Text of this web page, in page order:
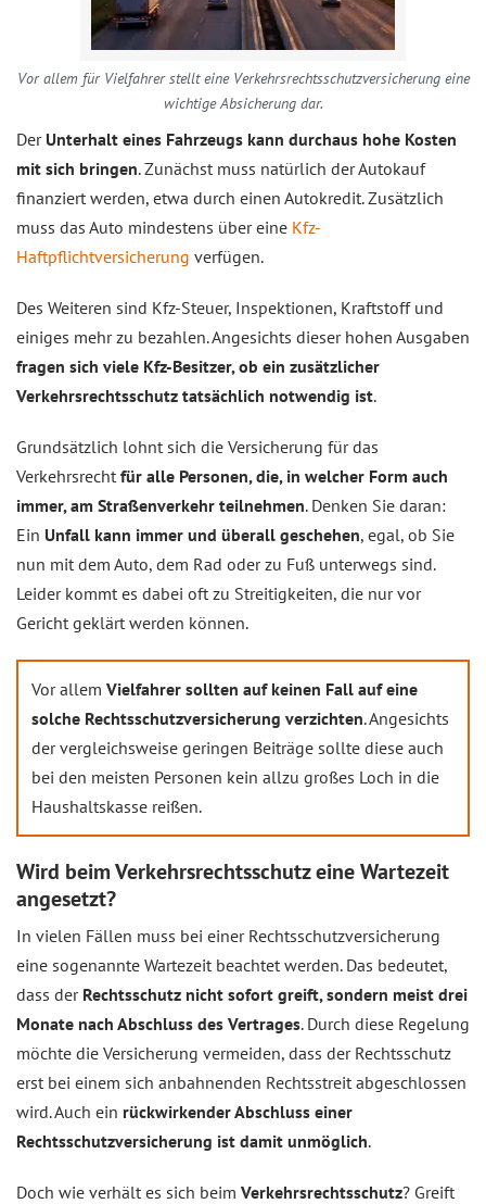
Vor allem für Vielfahrer stellt eine Verkehrsrechtsschutzversicherung eine
wichtige Absicherung dar.
Der Unterhalt eines Fahrzeugs kann durchaus hohe Kosten
mit sich bringen. Zunächst muss natürlich der Autokauf
finanziert werden, etwa durch einen Autokredit. Zusätzlich
muss das Auto mindestens über eine Kfz-
Haftpflichtversicherung verfügen.
Des Weiteren sind Kfz-Steuer, Inspektionen, Kraftstoff und
einiges mehr zu bezahlen. Angesichts dieser hohen Ausgaben
fragen sich viele Kfz-Besitzer, ob ein zusätzlicher
Verkehrsrechtsschutz tatsächlich notwendig ist.
Grundsätzlich lohnt sich die Versicherung für das
Verkehrsrecht für alle Personen, die, in welcher Form auch
immer, am Straßenverkehr teilnehmen. Denken Sie daran:
Ein Unfall kann immer und überall geschehen, egal, ob Sie
nun mit dem Auto, dem Rad oder zu Fuß unterwegs sind.
Leider kommt es dabei oft zu Streitigkeiten, die nur vor
Gericht geklärt werden können.
Vor allem Vielfahrer sollten auf keinen Fall auf eine
solche Rechtsschutzversicherung verzichten. Angesichts
der vergleichsweise geringen Beiträge sollte diese auch
bei den meisten Personen kein allzu großes Loch in die
Haushaltskasse reißen.
Wird beim Verkehrsrechtsschutz eine Wartezeit
angesetzt?
In vielen Fällen muss bei einer Rechtsschutzversicherung
eine sogenannte Wartezeit beachtet werden. Das bedeutet,
dass der Rechtsschutz nicht sofort greift, sondern meist drei
Monate nach Abschluss des Vertrages. Durch diese Regelung
möchte die Versicherung vermeiden, dass der Rechtsschutz
erst bei einem sich anbahnenden Rechtsstreit abgeschlossen
wird. Auch ein rückwirkender Abschluss einer
Rechtsschutzversicherung ist damit unmöglich.
Doch wie verhält es sich beim Verkehrsrechtsschutz? Greift